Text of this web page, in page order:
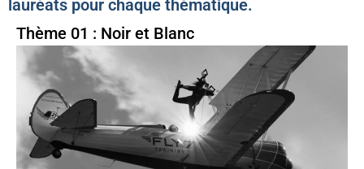
lauréats pour chaque thématique.
Thème 01 : Noir et Blanc